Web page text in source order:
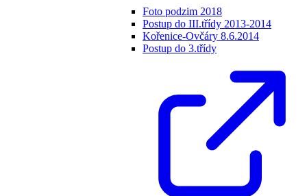
Foto podzim 2018
Postup do III.třídy 2013-2014
Kořenice-Ovčáry 8.6.2014
Postup do 3.třídy